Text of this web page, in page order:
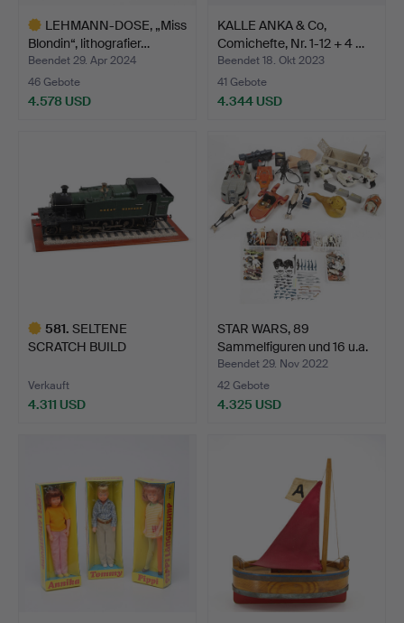
LEHMANN-DOSE, „Miss
Blondin“, lithografier…
Beendet 29. Apr 2024
46 Gebote
4.578 USD
KALLE ANKA & Co,
Comichefte, Nr. 1-12 + 4 …
Beendet 18. Okt 2023
41 Gebote
4.344 USD
581. SELTENE
SCRATCH BUILD
'GWR…
Verkauft
4.311 USD
STAR WARS, 89
Sammelfiguren und 16 u.a.
Fa…
Beendet 29. Nov 2022
42 Gebote
4.325 USD